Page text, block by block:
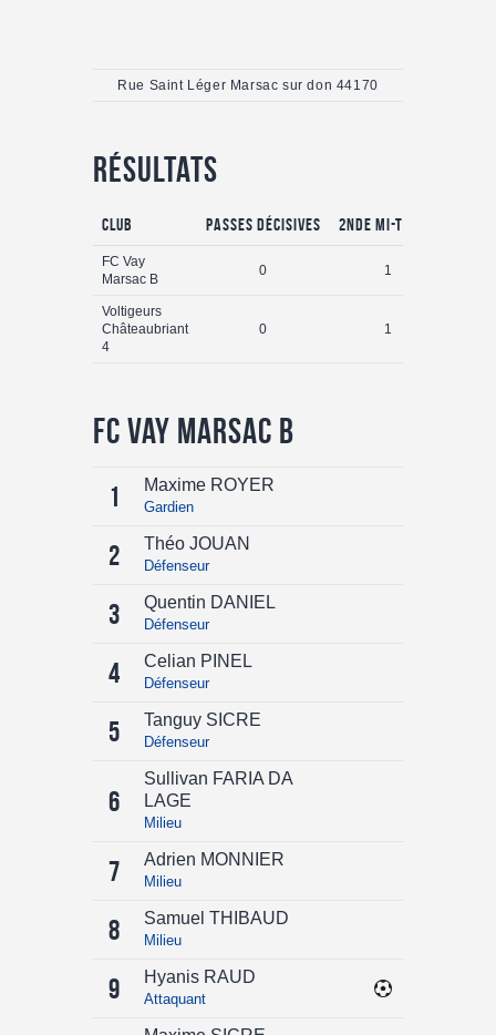
Rue Saint Léger Marsac sur don 44170
Résultats
Club Passes Décisives 2nde Mi-temps
FC Vay
Marsac B
0 1
Voltigeurs
Châteaubriant
4
0 1
FC Vay Marsac B
1 Maxime ROYER
Gardien
2 Théo JOUAN
Défenseur
3 Quentin DANIEL
Défenseur
4 Celian PINEL
Défenseur
5 Tanguy SICRE
Défenseur
6
Sullivan FARIA DA
LAGE
Milieu
7 Adrien MONNIER
Milieu
8 Samuel THIBAUD
Milieu
9 Hyanis RAUD
Attaquant